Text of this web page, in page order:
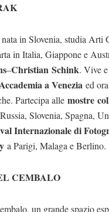
nata in Slovenia, studia Arti
in Italia, Giappone e
–Christian Schink. Vive
a Venezia ed
Partecipa alle mostre
Slovenia, Spagna,
Internazionale di
a Parigi, Malaga e Berlino.
CEMBALO
un grande spazio